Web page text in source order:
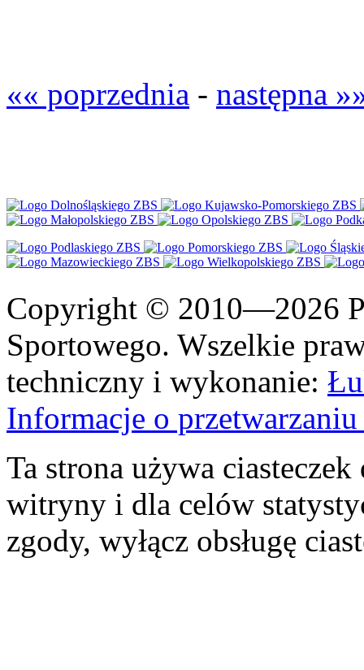
«« poprzednia - następna
Copyright © 2010—2026
Sportowego. Wszelkie
techniczny i wykonanie:
Informacje o
Ta strona używa
witryny i dla celów
zgody, wyłącz obsługę